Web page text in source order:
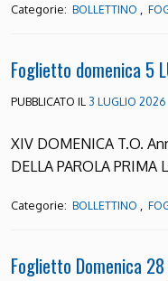
Categorie: BOLLETTINO
Foglietto domenica 5
PUBBLICATO IL 3 LUGLIO 2026
XIV DOMENICA T.O.
DELLA PAROLA
Categorie: BOLLETTINO
Foglietto Domenica